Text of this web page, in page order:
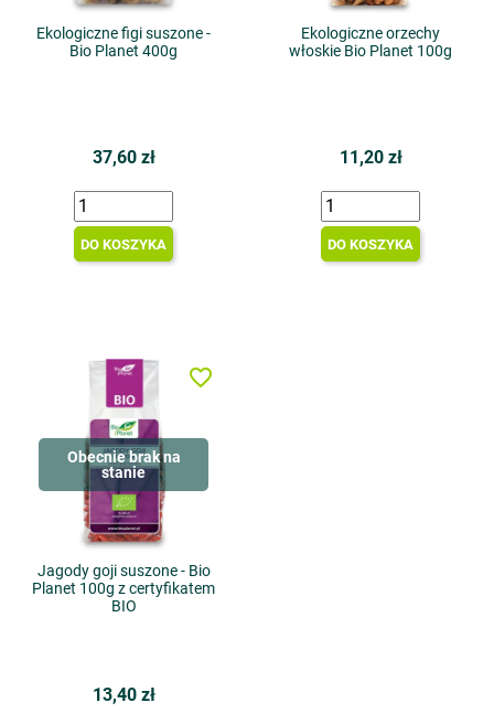
Ekologiczne figi suszone -
Bio Planet 400g
37,60 zł
DO KOSZYKA
Ekologiczne orzechy
włoskie Bio Planet 100g
11,20 zł
DO KOSZYKA
Obecnie brak na
stanie
Jagody goji suszone - Bio
Planet 100g z certyfikatem
BIO
13,40 zł
favorite_border